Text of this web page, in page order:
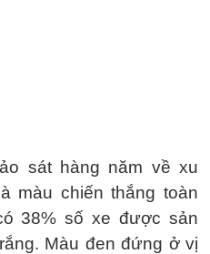
sát hàng năm về xu
màu chiến thắng toàn
38% số xe được sản
Màu đen đứng ở vị